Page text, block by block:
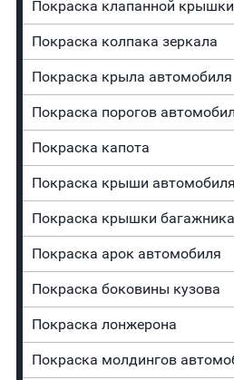
Покраска клапанной
Покраска колпака зеркала
Покраска крыла автомобиля
Покраска порогов
Покраска капота
Покраска крыши автомобиля
Покраска крышки багажника
Покраска арок автомобиля
Покраска боковины кузова
Покраска лонжерона
Покраска молдингов